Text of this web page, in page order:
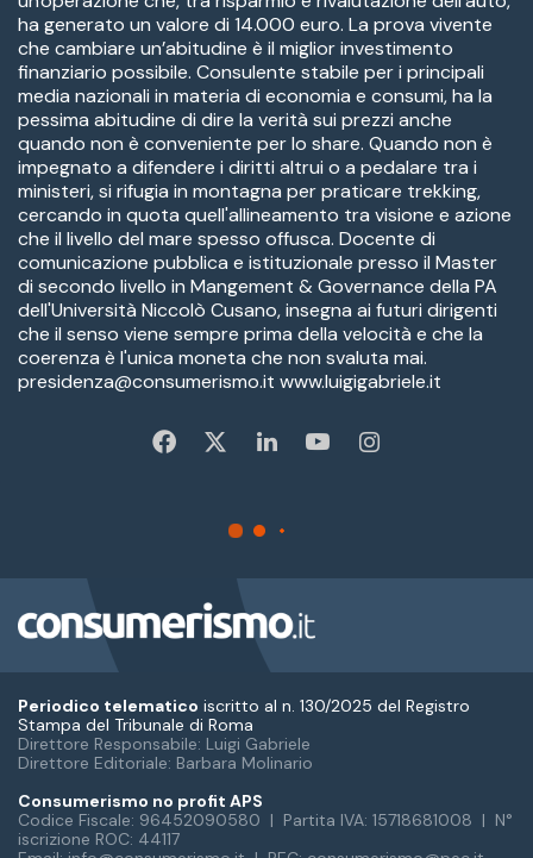
Periodico telematico iscritto al n. 130/2025 del Registro
Stampa del Tribunale di Roma
Direttore Responsabile: Luigi Gabriele
Direttore Editoriale: Barbara Molinario
Consumerismo no profit APS
Codice Fiscale: 96452090580 | Partita IVA: 15718681008 | N°
iscrizione ROC: 44117